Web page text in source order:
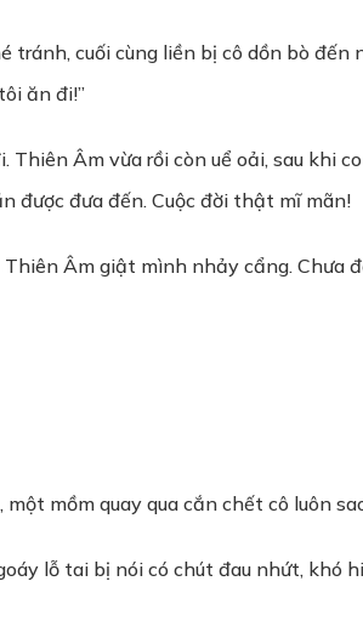
tránh, cuối cùng liền bị cô dồn bò
ăn đi!”
Thiên Âm vừa rồi còn uể oải, sau khi
được đưa đến. Cuộc đời thật mĩ mãn!
Âm giật mình nhảy cẩng.
mồm quay qua cắn chết cô luôn
lỗ tai bị nói có chút đau nhứt, khó